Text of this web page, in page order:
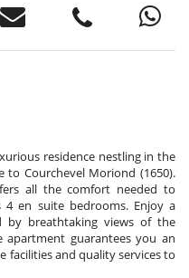
residence nestling in the
to Courchevel Moriond (1650).
all the comfort needed to
en suite bedrooms. Enjoy a
by breathtaking views of the
apartment guarantees you an
facilities and quality services to